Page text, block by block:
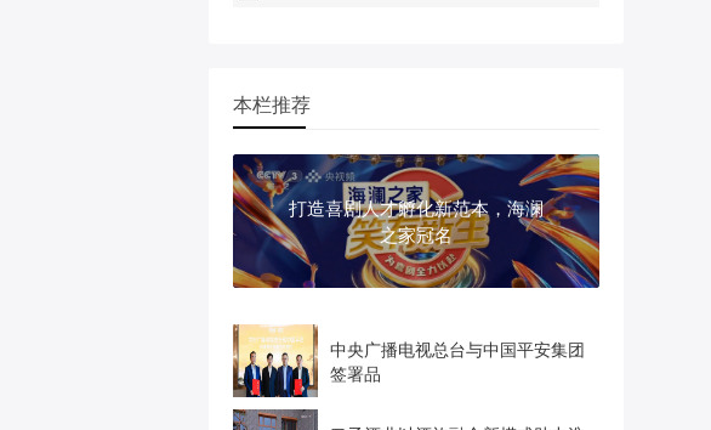
本栏推荐
打造喜剧人才孵化新范本，海澜
之家冠名
中央广播电视总台与中国平安集团
签署品